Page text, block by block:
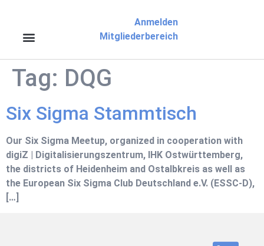
Anmelden
Mitgliederbereich
Tag: DQG
Six Sigma Stammtisch
Our Six Sigma Meetup, organized in cooperation with
digiZ | Digitalisierungszentrum, IHK Ostwürttemberg,
the districts of Heidenheim and Ostalbkreis as well as
the European Six Sigma Club Deutschland e.V. (ESSC-D),
[…]